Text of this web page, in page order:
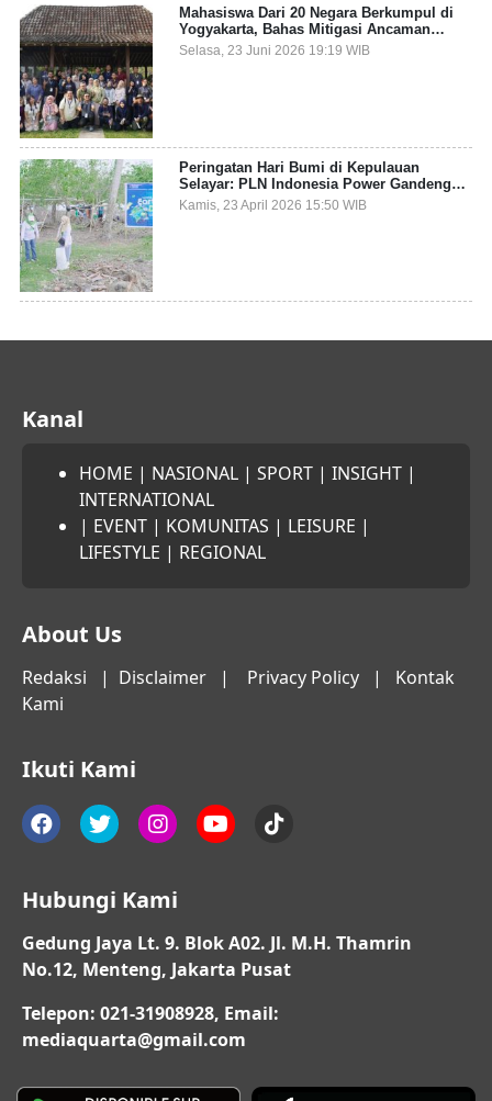
Mahasiswa Dari 20 Negara Berkumpul di
Yogyakarta, Bahas Mitigasi Ancaman
Kesehatan Global
Selasa, 23 Juni 2026 19:19 WIB
Peringatan Hari Bumi di Kepulauan
Selayar: PLN Indonesia Power Gandeng
Pemda dan Komunitas, Giatkan Restorasi
Mangrove
Kamis, 23 April 2026 15:50 WIB
Kanal
HOME | NASIONAL | SPORT | INSIGHT |
INTERNATIONAL
| EVENT | KOMUNITAS | LEISURE |
LIFESTYLE | REGIONAL
About Us
Redaksi | Disclaimer | Privacy Policy | Kontak
Kami
Ikuti Kami
Hubungi Kami
Gedung Jaya Lt. 9. Blok A02. Jl. M.H. Thamrin
No.12, Menteng, Jakarta Pusat
Telepon: 021-31908928, Email:
mediaquarta@gmail.com